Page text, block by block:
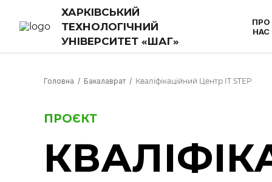
ХАРКІВСЬКИЙ
ТЕХНОЛОГІЧНИЙ
УНІВЕРСИТЕТ «ШАГ»
ПРО
НАС
Головна Бакалаврат Кваліфікаційний Центр IT STEP
ПРОЄКТ